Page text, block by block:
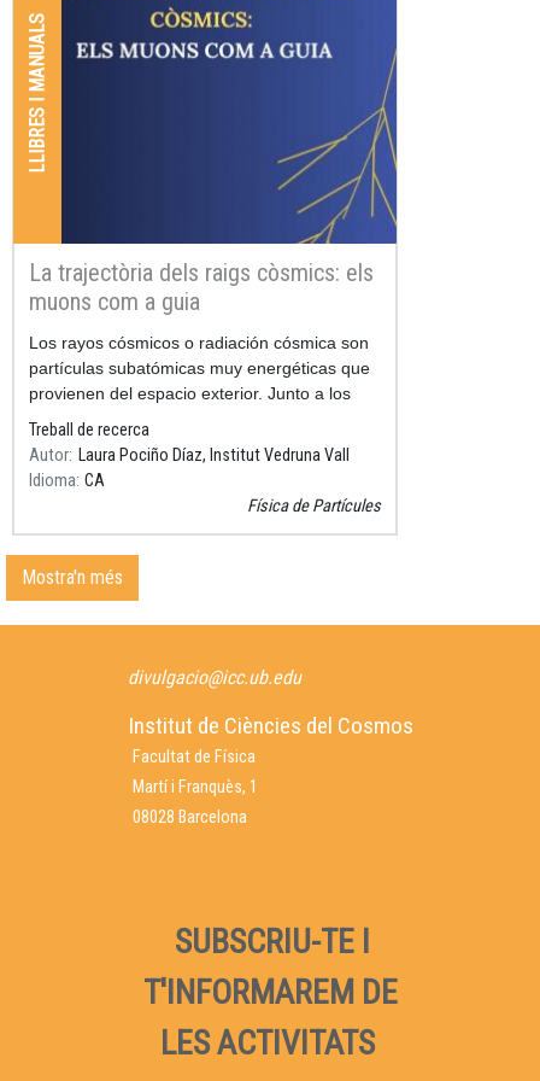
LLIBRES I MANUALS
La trajectòria dels raigs còsmics: els
muons com a guia
Resum
Los rayos cósmicos o radiación cósmica son
partículas subatómicas muy energéticas que
provienen del espacio exterior. Junto a los
aceleradores de
Treball de recerca
Autor Laura Pociño Díaz, Institut Vedruna Vall
Idioma CA
Física de Partícules
Mostra'n més
divulgacio@icc.ub.edu
Institut de Ciències del Cosmos
Facultat de Física
Martí i Franquès, 1
08028 Barcelona
SUBSCRIU-TE I
T'INFORMAREM DE
LES ACTIVITATS